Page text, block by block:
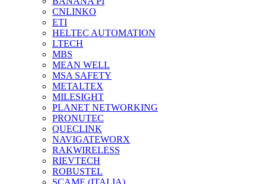
CNLINKO
ETI
HELTEC AUTOMATION
LTECH
MBS
MEAN WELL
MSA SAFETY
METALTEX
MILESIGHT
PLANET NETWORKING
PRONUTEC
QUECLINK
NAVIGATEWORX
RAKWIRELESS
RIEVTECH
ROBUSTEL
SCAME (ITALIA)